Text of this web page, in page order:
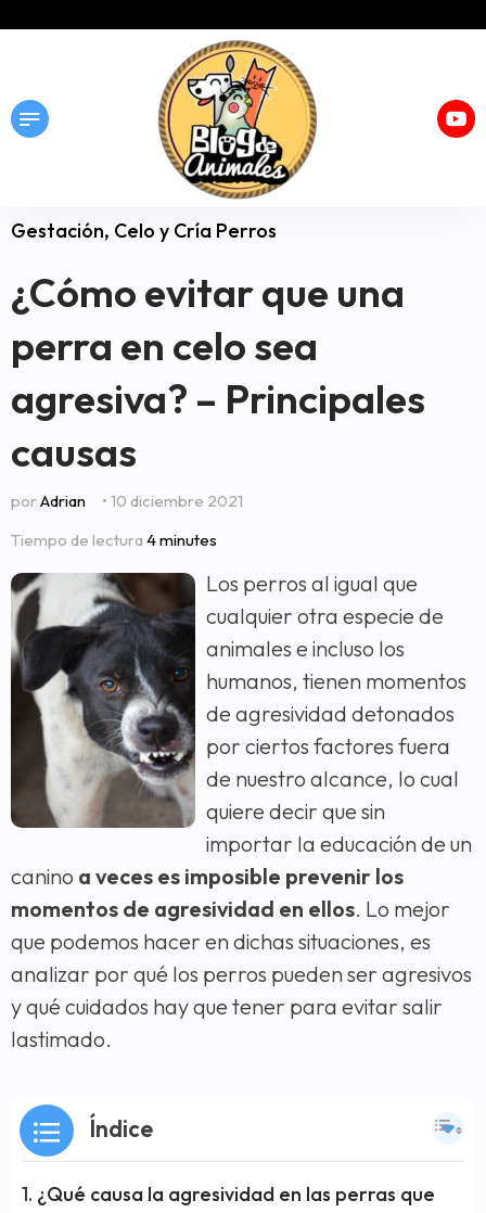
Gestación, Celo y Cría Perros
¿Cómo evitar que una
perra en celo sea
agresiva? – Principales
causas
porAdrian
• 10 diciembre 2021
Tiempo de lectura 4 minutes
Los perros al igual que
cualquier otra especie de
animales e incluso los
humanos, tienen momentos
de agresividad detonados
por ciertos factores fuera
de nuestro alcance, lo cual
quiere decir que sin
importar la educación de un
canino a veces es imposible prevenir los
momentos de agresividad en ellos. Lo mejor
que podemos hacer en dichas situaciones, es
analizar por qué los perros pueden ser agresivos
y qué cuidados hay que tener para evitar salir
lastimado.
Índice
¿Qué causa la agresividad en las perras que